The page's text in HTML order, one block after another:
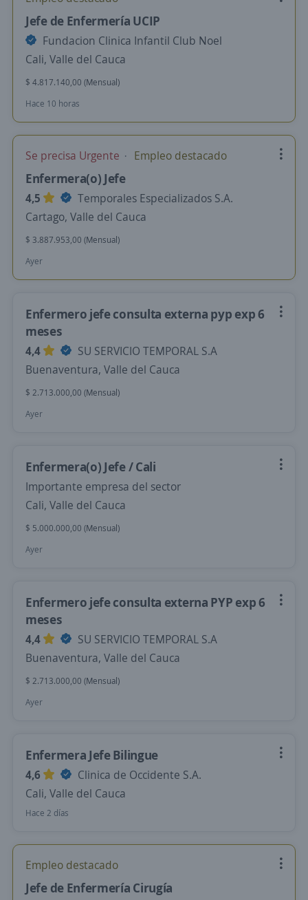
Jefe de Enfermería UCIP
Fundacion Clinica Infantil Club Noel
Cali, Valle del Cauca
$ 4.817.140,00 (Mensual)
Hace 10 horas
Se precisa Urgente Empleo destacado
Enfermera(o) Jefe
4,5
Temporales Especializados S.A.
Cartago, Valle del Cauca
$ 3.887.953,00 (Mensual)
Ayer
Enfermero jefe consulta externa pyp exp 6
meses
4,4
SU SERVICIO TEMPORAL S.A
Buenaventura, Valle del Cauca
$ 2.713.000,00 (Mensual)
Ayer
Enfermera(o) Jefe / Cali
Importante empresa del sector
Cali, Valle del Cauca
$ 5.000.000,00 (Mensual)
Ayer
Enfermero jefe consulta externa PYP exp 6
meses
4,4
SU SERVICIO TEMPORAL S.A
Buenaventura, Valle del Cauca
$ 2.713.000,00 (Mensual)
Ayer
Enfermera Jefe Bilingue
4,6
Clinica de Occidente S.A.
Cali, Valle del Cauca
Hace 2 días
Empleo destacado
Jefe de Enfermería Cirugía